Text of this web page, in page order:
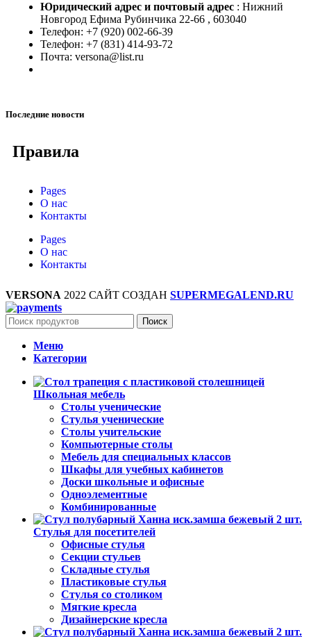
Юридический адрес и почтовый адрес : Нижний
Новгород Ефима Рубинчика 22-66 , 603040
Телефон: +7 (920) 002-66-39
Телефон: +7 (831) 414-93-72
Почта: versona@list.ru
Последние новости
Правила
Pages
О нас
Контакты
Pages
О нас
Контакты
VERSONA 2022 САЙТ СОЗДАН SUPERMEGALEND.RU
Поиск
Меню
Категории
Школьная мебель
Столы ученические
Стулья ученические
Столы учительские
Компьютерные столы
Мебель для специальных классов
Шкафы для учебных кабинетов
Доски школьные и офисные
Одноэлементные
Комбинированные
Стулья для посетителей
Офисные стулья
Секции стульев
Складные стулья
Пластиковые стулья
Стулья со столиком
Мягкие кресла
Дизайнерские кресла